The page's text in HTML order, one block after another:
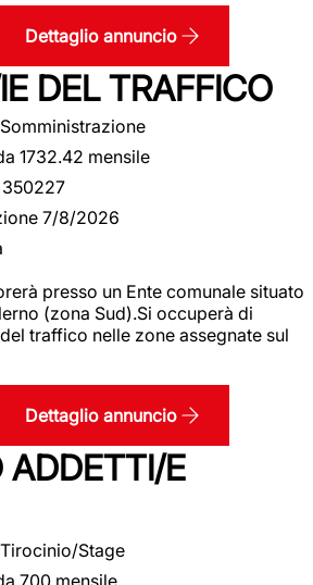
Dettaglio annuncio
DEL TRAFFICO
Somministrazione
1732.42 mensile
350227
7/8/2026
presso un Ente comunale situato
(zona Sud).Si occuperà di
traffico nelle zone assegnate sul
Dettaglio annuncio
ADDETTI/E
Tirocinio/Stage
700 mensile